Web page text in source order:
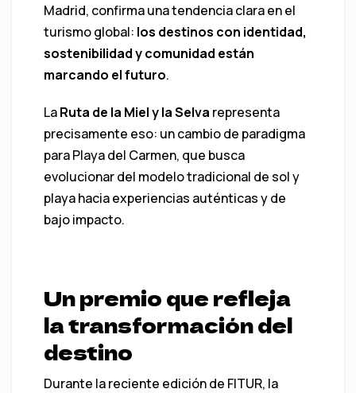
Madrid, confirma una tendencia clara en el
turismo global: los destinos con identidad,
sostenibilidad y comunidad están
marcando el futuro.
LaRuta de la Miel y la Selva representa
precisamente eso: un cambio de paradigma
paraPlaya del Carmen, que busca
evolucionar del modelo tradicional de sol y
playa hacia experiencias auténticas y de
bajo impacto.
Un premio que refleja
la transformación del
destino
Durante la reciente edición de FITUR, la